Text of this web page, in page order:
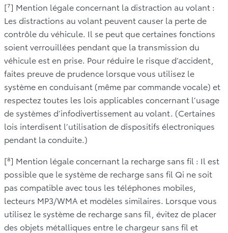
[⁷] Mention légale concernant la distraction au volant :
Les distractions au volant peuvent causer la perte de
contrôle du véhicule. Il se peut que certaines fonctions
soient verrouillées pendant que la transmission du
véhicule est en prise. Pour réduire le risque d’accident,
faites preuve de prudence lorsque vous utilisez le
système en conduisant (même par commande vocale) et
respectez toutes les lois applicables concernant l’usage
de systèmes d’infodivertissement au volant. (Certaines
lois interdisent l’utilisation de dispositifs électroniques
pendant la conduite.)
[⁸] Mention légale concernant la recharge sans fil : Il est
possible que le système de recharge sans fil Qi ne soit
pas compatible avec tous les téléphones mobiles,
lecteurs MP3/WMA et modèles similaires. Lorsque vous
utilisez le système de recharge sans fil, évitez de placer
des objets métalliques entre le chargeur sans fil et